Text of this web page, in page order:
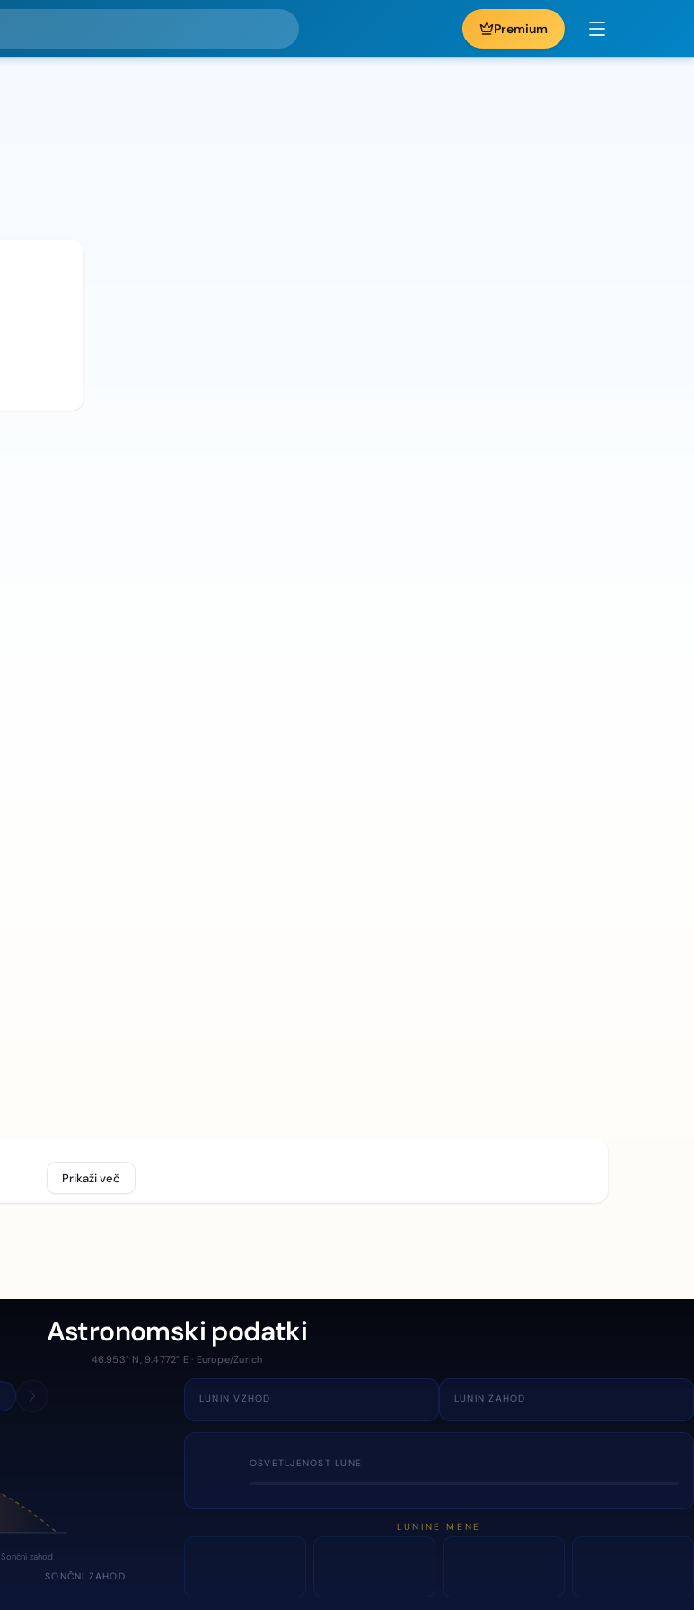
Premium
Prikaži več
Astronomski podatki
46.953° N, 9.4772° E · Europe/Zurich
Sončni zahod
SONČNI ZAHOD
LUNIN VZHOD LUNIN ZAHOD
OSVETLJENOST LUNE
LUNINE MENE